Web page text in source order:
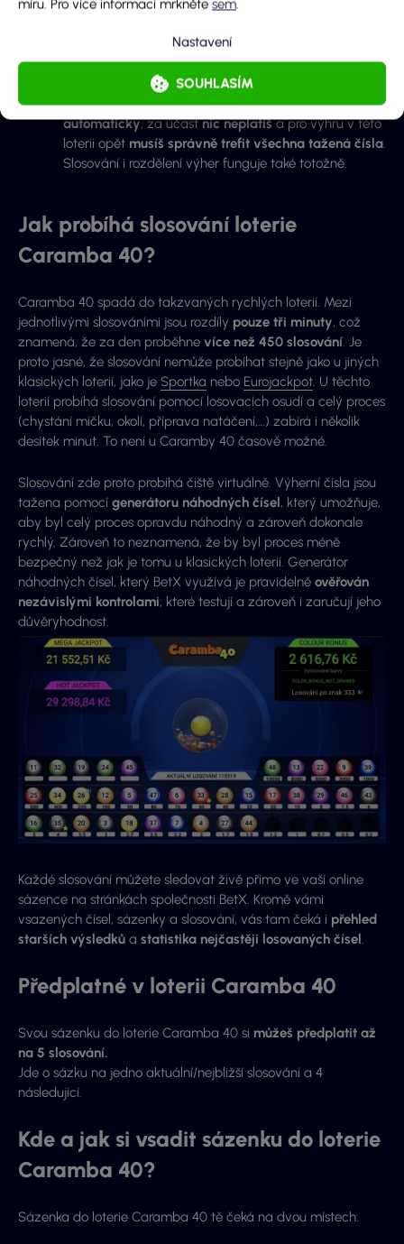
míru. Pro více informací mrkněte sem.
SOUHLASÍM
Nastavení
čísel z původních 6 vsazených.
Obě doplňkové hry u Caramby 40 sdílí stejná pravidla.
To znamená, že i Hot Jackpotu seúčastníš
automaticky, za účastnic neplatíša pro výhru v této
loterii opět musíš správně trefit všechna tažená čísla.
Slosování i rozdělení výher funguje také totožně.
Jak probíhá slosování loterie
Caramba 40?
Caramba 40 spadá do takzvaných rychlých loterií. Mezi
jednotlivými slosováními jsou rozdíly pouze tři minuty, což
znamená, že za den proběhne více než 450 slosování. Je
proto jasné, že slosování nemůže probíhat stejně jako u jiných
klasických loterií, jako je Sportka nebo Eurojackpot. U těchto
loterií probíhá slosování pomocí losovacích osudí a celý proces
(chystání míčku, okolí, příprava natáčení,…) zabírá i několik
desítek minut. To není u Caramby 40 časově možné.
Slosování zde proto probíhá čiště virtuálně. Výherní čísla jsou
tažena pomocí generátoru náhodných čísel, který umožňuje,
aby byl celý proces opravdu náhodný a zároveň dokonale
rychlý. Zároveň to neznamená, že by byl proces méně
bezpečný než jak je tomu u klasických loterií. Generátor
náhodných čísel, který BetX využívá je pravidelně ověřován
nezávislými kontrolami, které testují a zároveň i zaručují jeho
důvěryhodnost.
Každé slosování můžete sledovat živě přímo ve vaší online
sázence na stránkách společnosti BetX. Kromě vámi
vsazených čísel, sázenky a slosování, vás tam čeká i přehled
starších výsledků a statistika nejčastěji losovaných čísel.
Předplatné v loterii Caramba 40
Svou sázenku do loterie Caramba 40 si můžeš předplatit až
na 5 slosování.
Jde o sázku na jedno aktuální/nejbližší slosování a 4
následující.
Kde a jak si vsadit sázenku do loterie
Caramba 40?
Sázenka do loterie Caramba 40 tě čeká na dvou místech: